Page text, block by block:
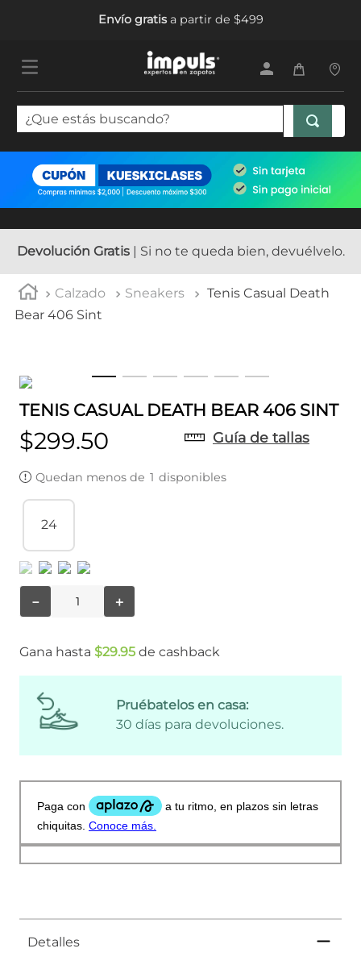
Envío gratisa partir de $499
¿Que estás buscando?
Devolución Gratis| Si no te queda bien, devuélvelo.
Calzado Sneakers
Tenis Casual Death
Bear 406 Sint
TENIS CASUAL DEATH BEAR 406 SINT
$299.50 Guía de tallas
Quedan menos de 1 disponibles
24
＋
－
Gana hasta $29.95 de cashback
Pruébatelos en casa:
30 días para devoluciones.
Detalles
TÉRMINOS MÁS BUSCADOS
.
tenis mujer
tenis hombre
5. tenis